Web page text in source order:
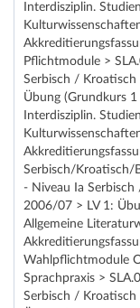
Interdisziplin.
Pflichtmodule >
Serbisch /
Übung (Grundkurs
Interdisziplin.
Serbisch/Kroatisch/
- Niveau Ia
2006/07 > LV 1:
Allgemeine
Wahlpflichtmodule
Sprachpraxis >
Serbisch /